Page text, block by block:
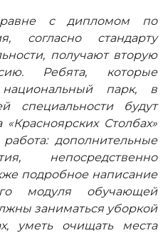
с дипломом по
согласно стандарту
получают вторую
Ребята, которые
парк, в
специальности будут
Столбах»
дополнительные
непосредственно
подробное написание
модуля обучающей
заниматься уборкой
уметь очищать места